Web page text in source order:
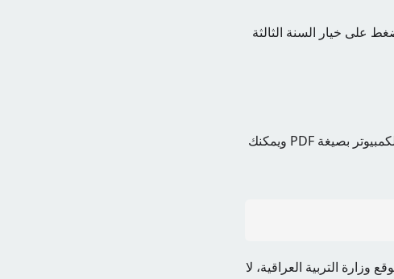
على خيار السنة الثالثة
هنا تظهر نتائج الطلاب على شكل كشوفات يمكن تحميلها على هاتفك المحمول أو الكمبيوتر بصيغة PDF ويمكنك
خطوات الاستعلام عن نتيجة الترم الثاني صلاح الدين 2024 عبر موقع وزارة التربية العراقية، لا